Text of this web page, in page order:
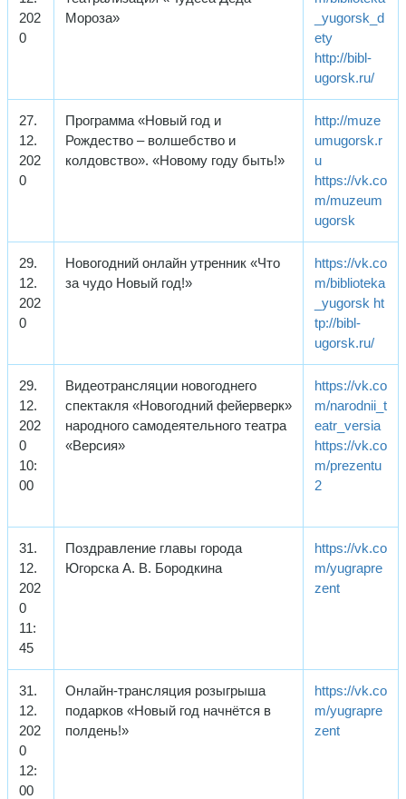
202
0
Мороза»
_yugorsk_d
ety
http://bibl-
ugorsk.ru/
27.
12.
202
0
Программа «Новый год и
Рождество – волшебство и
колдовство». «Новому году быть!»
http://muze
umugorsk.r
u
https://vk.co
m/muzeum
ugorsk
29.
12.
202
0
Новогодний онлайн утренник «Что
за чудо Новый год!»
https://vk.co
m/biblioteka
_yugorsk ht
tp://bibl-
ugorsk.ru/
29.
12.
202
0
10:
00
Видеотрансляции новогоднего
спектакля «Новогодний фейерверк»
народного самодеятельного театра
«Версия»
https://vk.co
m/narodnii_t
eatr_versia
https://vk.co
m/prezentu
2
31.
12.
202
0
11:
45
Поздравление главы города
Югорска А. В. Бородкина
https://vk.co
m/yugrapre
zent
31.
12.
202
0
12:
00
Онлайн-трансляция розыгрыша
подарков «Новый год начнётся в
полдень!»
https://vk.co
m/yugrapre
zent